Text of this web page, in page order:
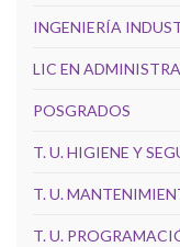
INGENIERÍA
LIC EN
POSGRADOS
T. U. HIGIENE Y
T. U.
T. U.